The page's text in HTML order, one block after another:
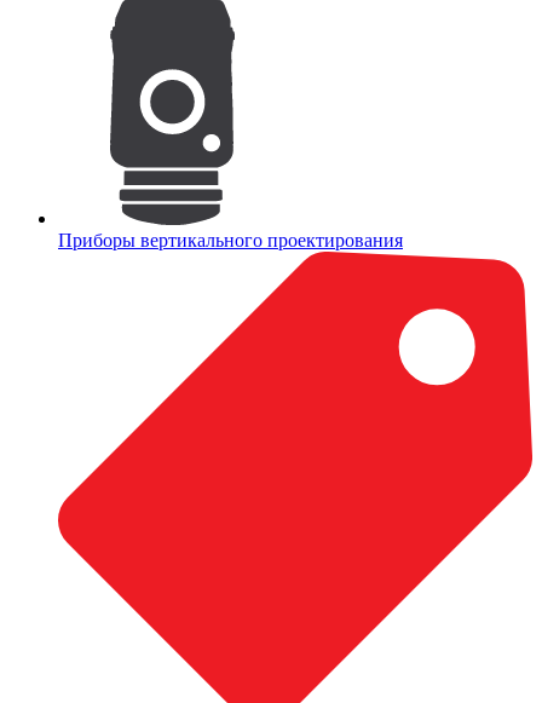
Приборы вертикального проектирования